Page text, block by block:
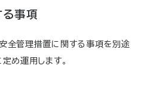
事項
全管理措置に関する事項を別途
定め運用します。